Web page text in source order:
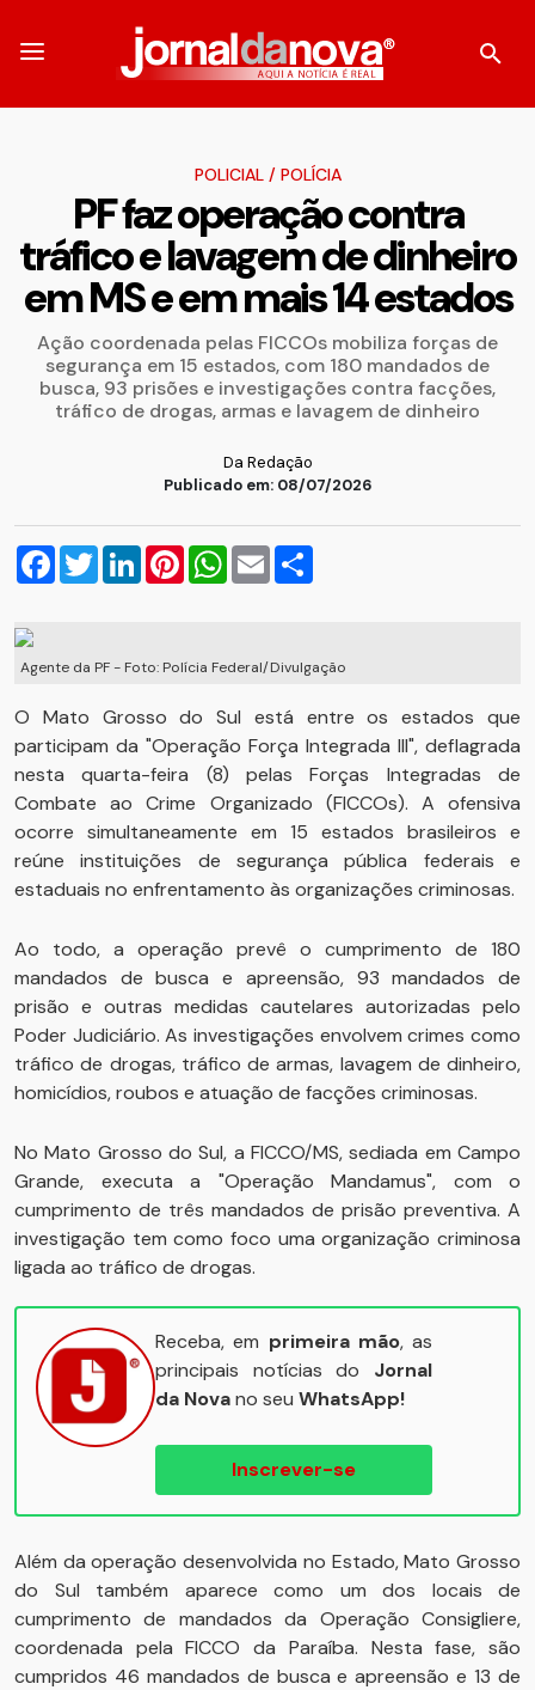
POLICIAL/ POLÍCIA
PF faz operação contra
tráfico e lavagem de dinheiro
em MS e em mais 14 estados
Ação coordenada pelas FICCOs mobiliza forças de
segurança em 15 estados, com 180 mandados de
busca, 93 prisões e investigações contra facções,
tráfico de drogas, armas e lavagem de dinheiro
Da Redação
Publicado em: 08/07/2026
Facebook
TwitterLinkedInPinterestWhatsApp
Email
Agente da PF - Foto: Polícia Federal/Divulgação
O Mato Grosso do Sul está entre os estados que
participam da "Operação Força Integrada III", deflagrada
nesta quarta-feira (8) pelas Forças Integradas de
Combate ao Crime Organizado (FICCOs). A ofensiva
ocorre simultaneamente em 15 estados brasileiros e
reúne instituições de segurança pública federais e
estaduais no enfrentamento às organizações criminosas.
Ao todo, a operação prevê o cumprimento de 180
mandados de busca e apreensão, 93 mandados de
prisão e outras medidas cautelares autorizadas pelo
Poder Judiciário. As investigações envolvem crimes como
tráfico de drogas, tráfico de armas, lavagem de dinheiro,
homicídios, roubos e atuação de facções criminosas.
No Mato Grosso do Sul, a FICCO/MS, sediada em Campo
Grande, executa a "Operação Mandamus", com o
cumprimento de três mandados de prisão preventiva. A
investigação tem como foco uma organização criminosa
ligada ao tráfico de drogas.
Receba, em primeira mão, as
principais notícias do Jornal
da Novano seu WhatsApp!
Inscrever-se
Além da operação desenvolvida no Estado, Mato Grosso
do Sul também aparece como um dos locais de
cumprimento de mandados da Operação Consigliere,
coordenada pela FICCO da Paraíba. Nesta fase, são
cumpridos 46 mandados de busca e apreensão e 13 de